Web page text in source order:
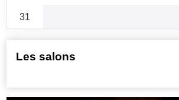
31
Les salons